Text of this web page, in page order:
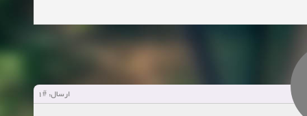
زمان:11-11-2024
زمان:10-28-2024
زمان:10-13-2024
ارسال: #1